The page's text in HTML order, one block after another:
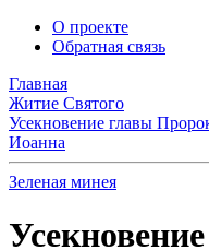
О проекте
Обратная связь
Главная
Житие Святого
Усекновение главы
Иоанна
Зеленая минея